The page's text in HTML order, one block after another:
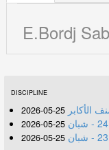
E.Bordj
DISCIPLINE
25-05-2026
25-05-2026
25-05-2026